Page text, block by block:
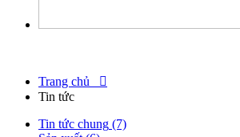
Trang chủ

Tin tức
Tin tức chung (7)